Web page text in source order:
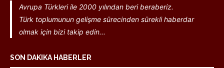
Avrupa Türkleri ile 2000 yılından beri beraberiz.
Türk toplumunun gelişme sürecinden sürekli haberdar
olmak için bizi takip edin...
SON DAKIKA HABERLER